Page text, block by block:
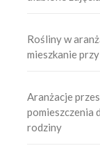
Rośliny w
mieszkanie
Aranżacje
pomieszczenia
rodziny